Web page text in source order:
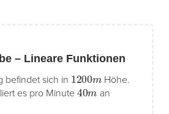
– Lineare Funktionen
befindet sich in 1200
Höhe.
es pro Minute 40m an